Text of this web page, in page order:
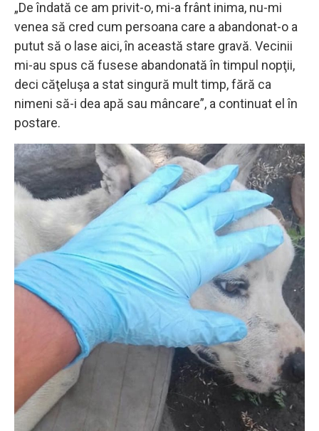
„De îndată ce am privit-o, mi-a frânt inima, nu-mi
venea să cred cum persoana care a abandonat-o a
putut să o lase aici, în această stare gravă. Vecinii
mi-au spus că fusese abandonată în timpul nopţii,
deci căţeluşa a stat singură mult timp, fără ca
nimeni să-i dea apă sau mâncare”, a continuat el în
postare.